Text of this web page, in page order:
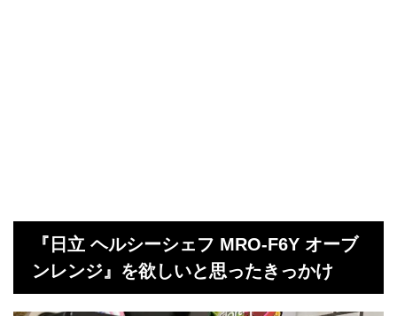
『日立 ヘルシーシェフ MRO-F6Y オーブ
ンレンジ』を欲しいと思ったきっかけ